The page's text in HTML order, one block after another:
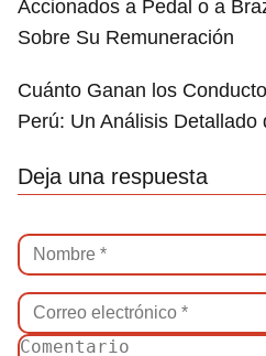
Accionados a Pedal o a
Sobre Su Remuneración
Cuánto Ganan los
Perú: Un Análisis Detallado
Deja una respuesta